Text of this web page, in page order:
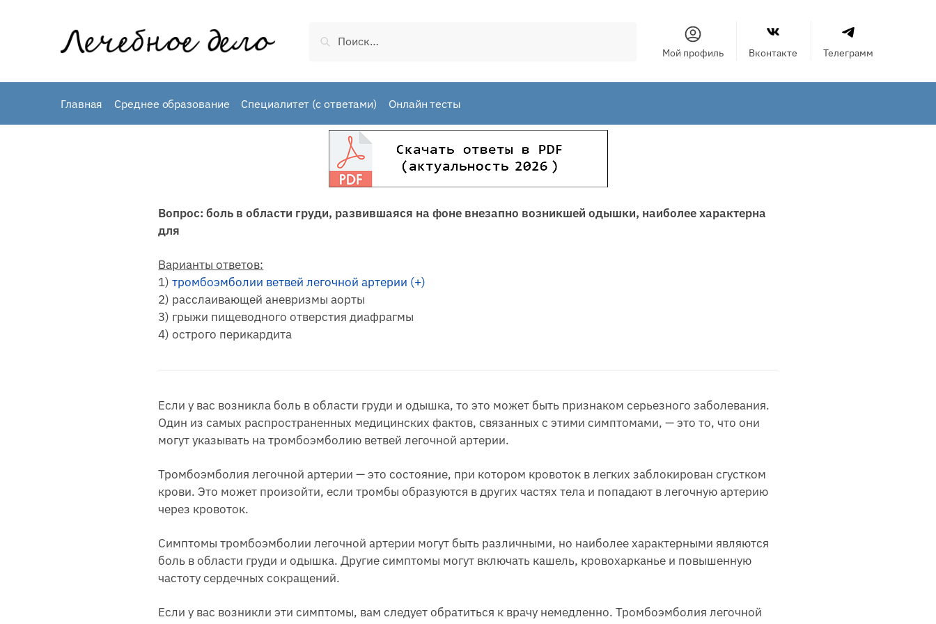
Мой профиль Вконтакте Телеграмм
Главная Среднее образование Специалитет (с ответами) Онлайн тесты
Вопрос: боль в области груди, развившаяся на фоне внезапно возникшей одышки, наиболее характерна
для
Варианты ответов:
1)тромбоэмболии ветвей легочной артерии (+)
2) расслаивающей аневризмы аорты
3) грыжи пищеводного отверстия диафрагмы
4) острого перикардита
Если у вас возникла боль в области груди и одышка, то это может быть признаком серьезного заболевания.
Один из самых распространенных медицинских фактов, связанных с этими симптомами, — это то, что они
могут указывать на тромбоэмболию ветвей легочной артерии.
Тромбоэмболия легочной артерии — это состояние, при котором кровоток в легких заблокирован сгустком
крови. Это может произойти, если тромбы образуются в других частях тела и попадают в легочную артерию
через кровоток.
Симптомы тромбоэмболии легочной артерии могут быть различными, но наиболее характерными являются
боль в области груди и одышка. Другие симптомы могут включать кашель, кровохарканье и повышенную
частоту сердечных сокращений.
Если у вас возникли эти симптомы, вам следует обратиться к врачу немедленно. Тромбоэмболия легочной